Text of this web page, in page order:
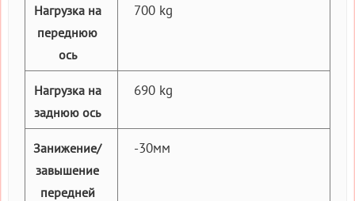
Нагрузка на
переднюю
ось
700 kg
Нагрузка на
заднюю ось
690 kg
Занижение/
завышение
передней
-30мм